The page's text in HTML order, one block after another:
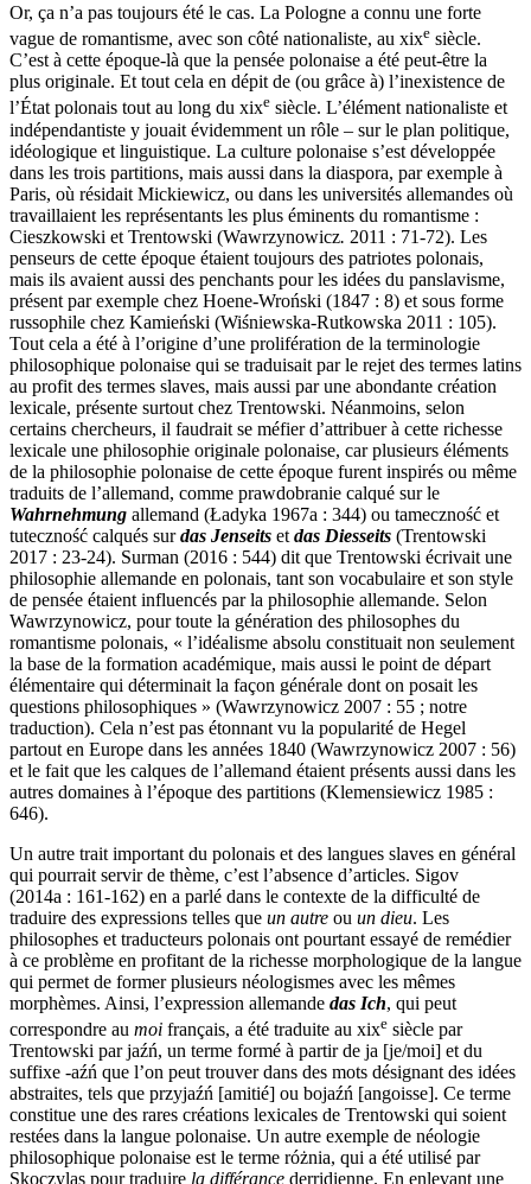
Or, ça n’a pas toujours été le cas. La Pologne a connu une forte
vague de romantisme, avec son côté nationaliste, au xixe siècle.
C’est à cette époque-là que la pensée polonaise a été peut-être la
plus originale. Et tout cela en dépit de (ou grâce à) l’inexistence de
l’État polonais tout au long du xixe siècle. L’élément nationaliste et
indépendantiste y jouait évidemment un rôle – sur le plan politique,
idéologique et linguistique. La culture polonaise s’est développée
dans les trois partitions, mais aussi dans la diaspora, par exemple à
Paris, où résidait Mickiewicz, ou dans les universités allemandes où
travaillaient les représentants les plus éminents du romantisme :
Cieszkowski et Trentowski (Wawrzynowicz. 2011 : 71-72). Les
penseurs de cette époque étaient toujours des patriotes polonais,
mais ils avaient aussi des penchants pour les idées du panslavisme,
présent par exemple chez Hoene-Wroński (1847 : 8) et sous forme
russophile chez Kamieński (Wiśniewska-Rutkowska 2011 : 105).
Tout cela a été à l’origine d’une prolifération de la terminologie
philosophique polonaise qui se traduisait par le rejet des termes latins
au profit des termes slaves, mais aussi par une abondante création
lexicale, présente surtout chez Trentowski. Néanmoins, selon
certains chercheurs, il faudrait se méfier d’attribuer à cette richesse
lexicale une philosophie originale polonaise, car plusieurs éléments
de la philosophie polonaise de cette époque furent inspirés ou même
traduits de l’allemand, comme prawdobranie calqué sur le
Wahrnehmung allemand (Ładyka 1967a : 344) ou tameczność et
tuteczność calqués surdas Jenseits et das Diesseits (Trentowski
2017 : 23-24). Surman (2016 : 544) dit que Trentowski écrivait une
philosophie allemande en polonais, tant son vocabulaire et son style
de pensée étaient influencés par la philosophie allemande. Selon
Wawrzynowicz, pour toute la génération des philosophes du
romantisme polonais, « l’idéalisme absolu constituait non seulement
la base de la formation académique, mais aussi le point de départ
élémentaire qui déterminait la façon générale dont on posait les
questions philosophiques » (Wawrzynowicz 2007 : 55 ; notre
traduction). Cela n’est pas étonnant vu la popularité de Hegel
partout en Europe dans les années 1840 (Wawrzynowicz 2007 : 56)
et le fait que les calques de l’allemand étaient présents aussi dans les
autres domaines à l’époque des partitions (Klemensiewicz 1985 :
646).
Un autre trait important du polonais et des langues slaves en général
qui pourrait servir de thème, c’est l’absence d’articles. Sigov
(2014a : 161-162) en a parlé dans le contexte de la difficulté de
traduire des expressions telles que un autre ou un dieu. Les
philosophes et traducteurs polonais ont pourtant essayé de remédier
à ce problème en profitant de la richesse morphologique de la langue
qui permet de former plusieurs néologismes avec les mêmes
morphèmes. Ainsi, l’expression allemande das Ich, qui peut
correspondre au moi français, a été traduite au xixe siècle par
Trentowski parjaźń, un terme formé à partir de ja [je/moi] et du
suffixe -aźń que l’on peut trouver dans des mots désignant des idées
abstraites, tels que przyjaźń [amitié] ou bojaźń [angoisse]. Ce terme
constitue une des rares créations lexicales de Trentowski qui soient
restées dans la langue polonaise. Un autre exemple de néologie
philosophique polonaise est le terme różnia, qui a été utilisé par
Skoczylas pour traduire la différance derridienne. En enlevant une